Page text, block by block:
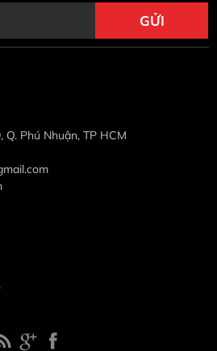
Q. Phú Nhuận, TP HCM